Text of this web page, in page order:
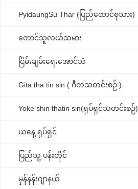
PyidaungSu Thar (ပြည်ထောင်စုသား)
တောင်သူလယ်သမား
ငြိမ်းချမ်းရေးအောင်သံ
Gita tha tin sin ( ဂီတသတင်းစဉ် )
Yoke shin thatin sin(ရုပ်ရှင်သတင်းစဉ်)
ယနေ့ ရုပ်ရှင်
ပြည်သူ့ ပန်းတိုင်
မှန်နန်းဂျာနယ်